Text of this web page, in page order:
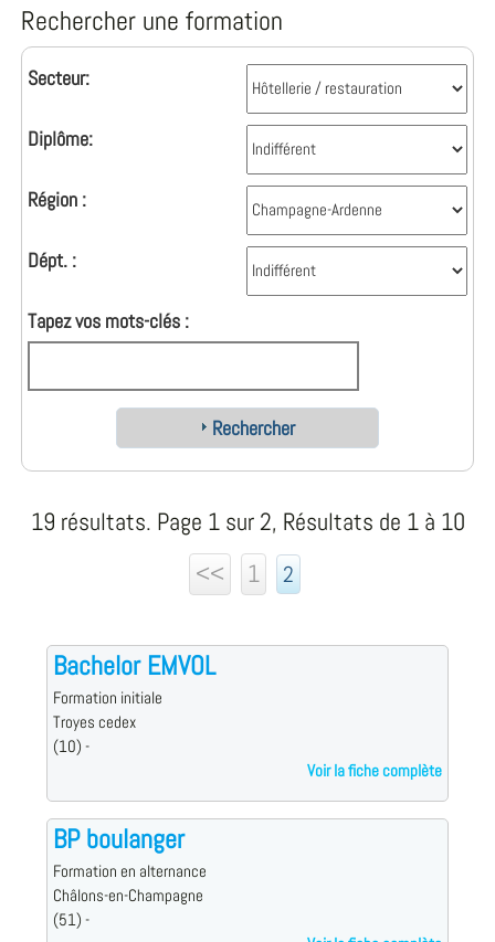
Rechercher une formation
Secteur:
Diplôme:
Région :
Dépt. :
Tapez vos mots-clés :
Rechercher
19 résultats. Page 1 sur 2, Résultats de 1 à 10
<<
1 2
Bachelor EMVOL
Formation initiale
Troyes cedex
(10) -
Voir la fiche complète
BP boulanger
Formation en alternance
Châlons-en-Champagne
(51) -